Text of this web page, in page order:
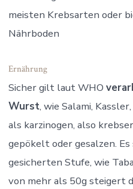
meisten Krebsarten oder
Nährboden
Ernährung
Sicher gilt laut WHO
Wurst, wie Salami,
als karzinogen, also
gepökelt oder gesalzen.
gesicherten Stufe, wie
von mehr als 50g steigert